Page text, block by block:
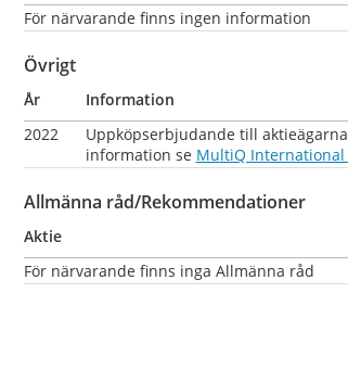
För närvarande finns ingen information
Övrigt
År
Information
2022
Uppköpserbjudande till
information se MultiQ International
Allmänna råd/Rekommendationer
Aktie
För närvarande finns inga Allmänna råd